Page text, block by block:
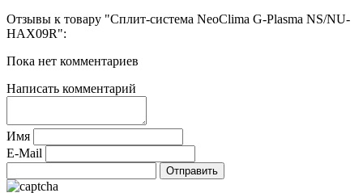
Отзывы к товару "Cплит-система NeoClima G-Plasma NS/NU-
HAX09R":
Пока нет комментариев
Написать комментарий
Имя
E-Mail